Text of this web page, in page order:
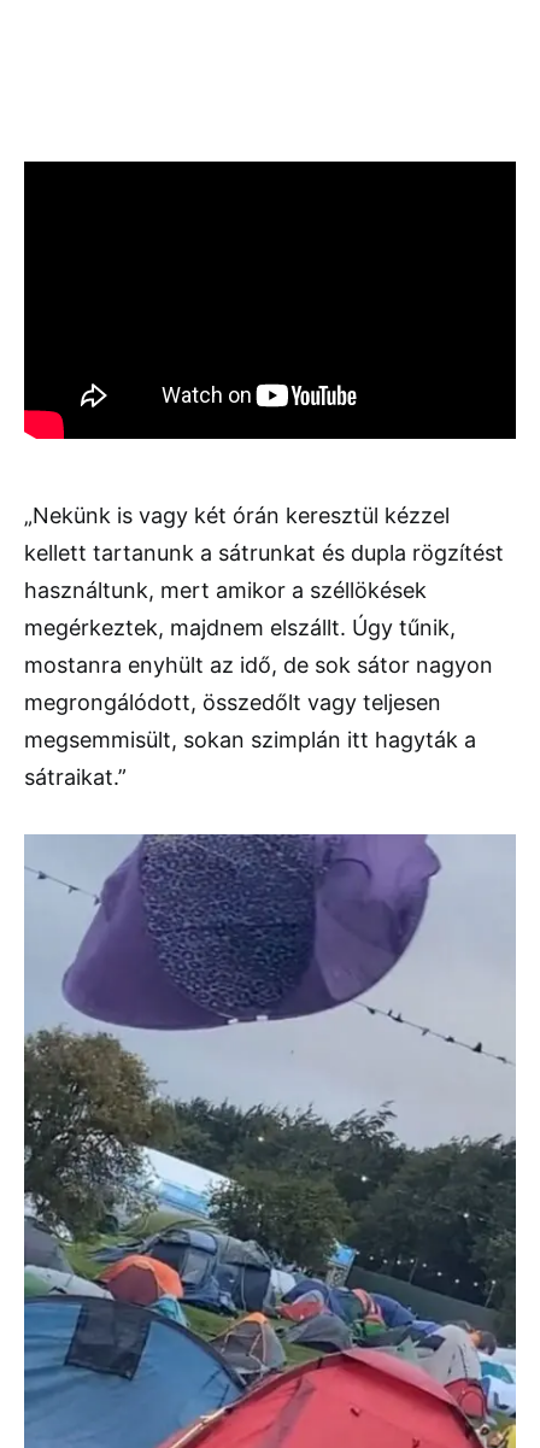
„Nekünk is vagy két órán keresztül kézzel
kellett tartanunk a sátrunkat és dupla rögzítést
használtunk, mert amikor a széllökések
megérkeztek, majdnem elszállt. Úgy tűnik,
mostanra enyhült az idő, de sok sátor nagyon
megrongálódott, összedőlt vagy teljesen
megsemmisült, sokan szimplán itt hagyták a
sátraikat.”